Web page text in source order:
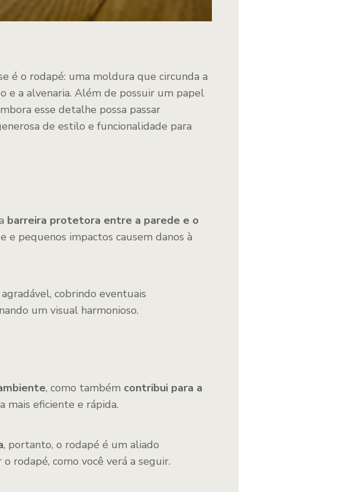
é o rodapé: uma moldura que circunda a
e a alvenaria. Além de possuir um papel
esse detalhe possa passar
de estilo e funcionalidade para
barreira protetora entre a parede e o
e pequenos impactos causem danos à
cobrindo eventuais
um visual harmonioso.
, como também contribui para a
mais eficiente e rápida.
, portanto, o rodapé é um aliado
rodapé, como você verá a seguir.